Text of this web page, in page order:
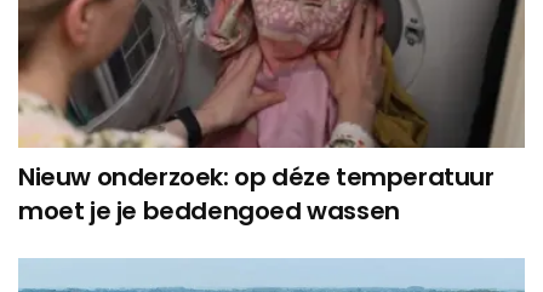
Nieuw onderzoek: op déze temperatuur
moet je je beddengoed wassen